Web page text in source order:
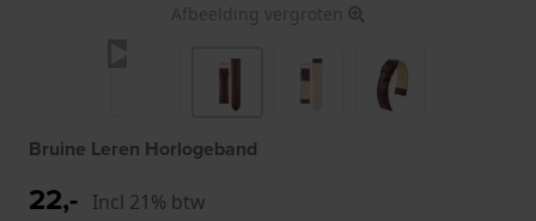
Afbeelding vergroten
Bruine Leren Horlogeband
22,- Incl 21% btw